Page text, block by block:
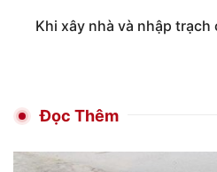
Khi xây nhà và nhập
Đọc Thêm